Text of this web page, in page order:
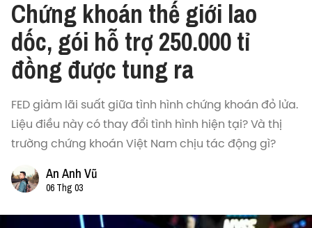
Chứng khoán thế giới lao
dốc, gói hỗ trợ 250.000 tỉ
đồng được tung ra
FED giảm lãi suất giữa tình hình chứng khoán đỏ lửa.
Liệu điều này có thay đổi tình hình hiện tại? Và thị
trường chứng khoán Việt Nam chịu tác động gì?
An Anh Vũ
06 Thg 03